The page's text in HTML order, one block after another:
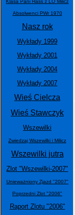
Klasa Pani Hass z LO Milicz
Absolwenci PWr 1970
Nasz rok
Wykłady 1999
Wykłady 2001
Wykłady 2004
Wykłady 2007
Wieś Cielcza
Wieś Stawczyk
Wszewilki
Zwiedzaj Wszewilki i Milicz
Wszewilki jutra
Zlot "Wszewilki-2007"
Unieważniony Zjazd "2007"
Poprzedni Zlot "2006"
Raport Zlotu "2006"